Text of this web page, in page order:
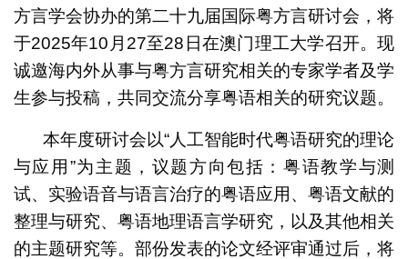
方言学会协办的第二十九届国际粤方言研讨会，将
于2025年10月27至28日在澳门理工大学召开。现
诚邀海内外从事与粤方言研究相关的专家学者及学
生参与投稿，共同交流分享粤语相关的研究议题。
本年度研讨会以“人工智能时代粤语研究的理论
与应用”为主题，议题方向包括：粤语教学与测
试、实验语音与语言治疗的粤语应用、粤语文献的
整理与研究、粤语地理语言学研究，以及其他相关
的主题研究等。部份发表的论文经评审通过后，将